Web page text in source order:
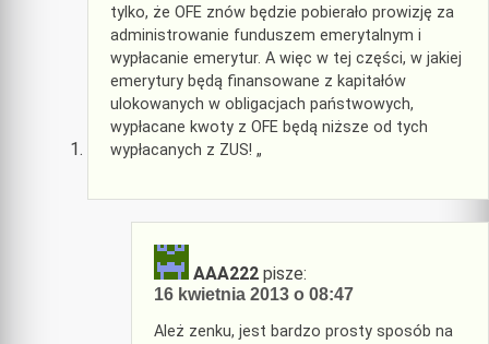
tylko, że OFE znów będzie pobierało prowizję za
administrowanie funduszem emerytalnym i
wypłacanie emerytur. A więc w tej części, w jakiej
emerytury będą finansowane z kapitałów
ulokowanych w obligacjach państwowych,
wypłacane kwoty z OFE będą niższe od tych
wypłacanych z ZUS! „
AAA222 pisze:
16 kwietnia 2013 o 08:47
Ależ zenku, jest bardzo prosty sposób na